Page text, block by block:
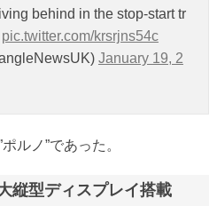
behind in the stop-start tr
pic.twitter.com/krsrjns54c
January 19, 2
ルノ”であった。
縦型ディスプレイ搭載